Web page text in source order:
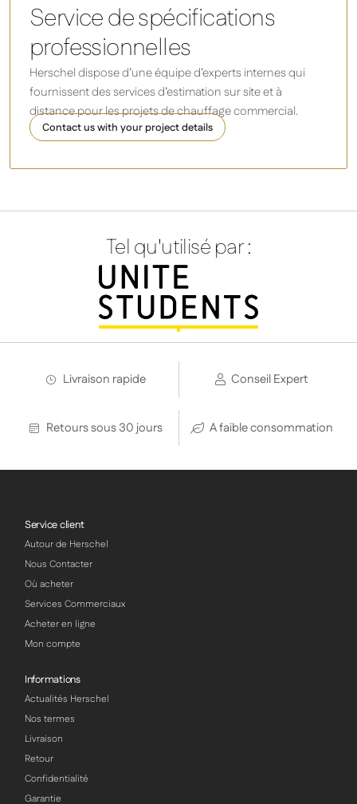
Service de spécifications
professionnelles
Herschel dispose d’une équipe d’experts internes qui
fournissent des services d’estimation sur site et à
distance pour les projets de chauffage commercial.
Contact us with your project details
Tel qu'utilisé par :
Livraison rapide Conseil Expert
Retours sous 30 jours A faible consommation
Service client
Autour de Herschel
Nous Contacter
Où acheter
Services Commerciaux
Acheter en ligne
Mon compte
Informations
Actualités Herschel
Nos termes
Livraison
Retour
Confidentialité
Garantie